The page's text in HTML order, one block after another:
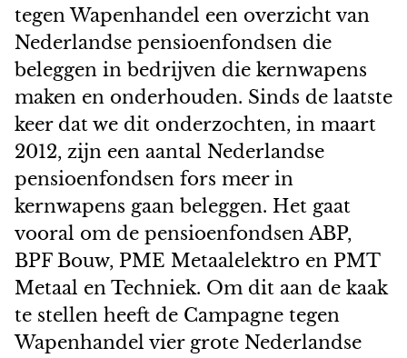
tegen Wapenhandel een overzicht van
Nederlandse pensioenfondsen die
beleggen in bedrijven die kernwapens
maken en onderhouden. Sinds de laatste
keer dat we dit onderzochten, in maart
2012, zijn een aantal Nederlandse
pensioenfondsen fors meer in
kernwapens gaan beleggen. Het gaat
vooral om de pensioenfondsen ABP,
BPF Bouw, PME Metaalelektro en PMT
Metaal en Techniek. Om dit aan de kaak
te stellen heeft de Campagne tegen
Wapenhandel vier grote Nederlandse